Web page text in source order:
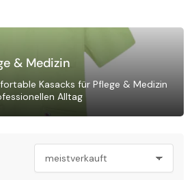
e
& Medizin
Kasacks für Pflege & Medizin
Alltag